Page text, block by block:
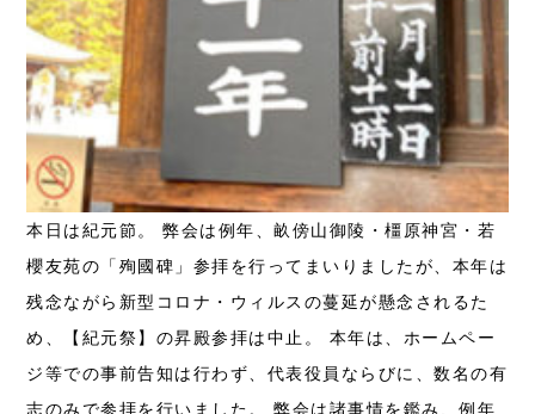
本日は紀元節。 弊会は例年、畝傍山御陵・橿原神宮・若
櫻友苑の「殉國碑」参拝を行ってまいりましたが、本年は
残念ながら新型コロナ・ウィルスの蔓延が懸念されるた
め、【紀元祭】の昇殿参拝は中止。 本年は、ホームペー
ジ等での事前告知は行わず、代表役員ならびに、数名の有
志のみで参拝を行いました。 弊会は諸事情を鑑み、例年